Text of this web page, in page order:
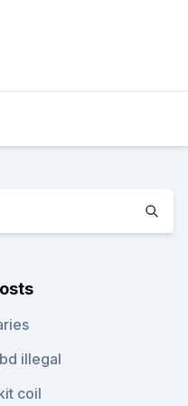
illegal
coil